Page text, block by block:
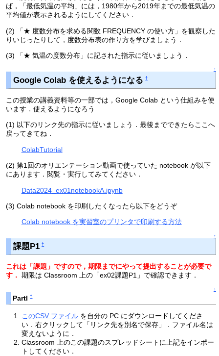
ば，「最低気温の平均」には，1980年から2019年までの最低気温の
平均値が表示されるようにしてください．
(2) 「★ 度数分布を求める関数 FREQUENCY の使い方」を観察した
りいじったりして，度数分布表の作り方を学びましょう．
(3) 「★ 気温の度数分布」に記された指示に従いましょう．
↑
Google Colab を使えるようになる †
この授業の講義資料等の一部では，Google Colab という仕組みを使
います．使えるようになろう
(1) 以下のリンク先の指示に従いましょう．最後までできたらここへ
戻ってきてね．
ColabTutorial
(2) 第1回のオリエンテーション動画で使っていた notebook が以下
にあります．閲覧・実行してみてください．
Data2024_ex01notebookA.ipynb
(3) Colab notebook を印刷したくなったら以下をどうぞ
Colab notebook を実習室のプリンタで印刷する方法
↑
課題P1 †
これは「課題」ですので，期限までにやって提出することが必要で
す． 期限は Classroom 上の「ex02課題P1」で確認できます．
↑
PartI †
このCSV ファイルを自分の PC にダウンロードしてくださ
い．右クリックして「リンク先を別名で保存」．ファイル名は
変えないように．
Classroom 上のこの課題のスプレッドシートに上記をインポー
トしてください．